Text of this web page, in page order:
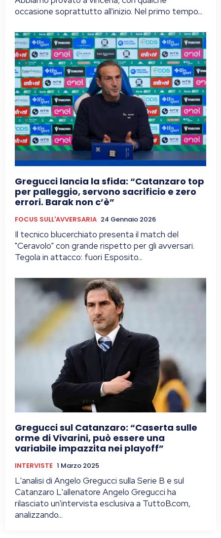
occasione soprattutto all'inizio. Nel primo tempo...
Gregucci lancia la sfida: “Catanzaro top
per palleggio, servono sacrificio e zero
errori. Barak non c’è”
FOCUS SULL'AVVERSARIA 24 Gennaio 2026
Il tecnico blucerchiato presenta il match del
"Ceravolo" con grande rispetto per gli avversari.
Tegola in attacco: fuori Esposito...
Gregucci sul Catanzaro: “Caserta sulle
orme di Vivarini, può essere una
variabile impazzita nei playoff”
INTERVISTE 1 Marzo 2025
L'analisi di Angelo Gregucci sulla Serie B e sul
Catanzaro L'allenatore Angelo Gregucci ha
rilasciato un'intervista esclusiva a TuttoB.com,
analizzando...